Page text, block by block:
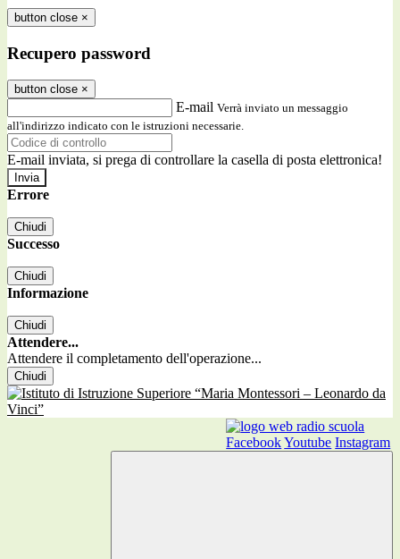
button close ×
Recupero password
button close ×
E-mail Verrà inviato un messaggio
all'indirizzo indicato con le istruzioni necessarie.
E-mail inviata, si prega di controllare la casella di posta elettronica!
Errore
Chiudi
Successo
Chiudi
Informazione
Chiudi
Attendere...
Attendere il completamento dell'operazione...
Chiudi
FacebookYoutube Instagram